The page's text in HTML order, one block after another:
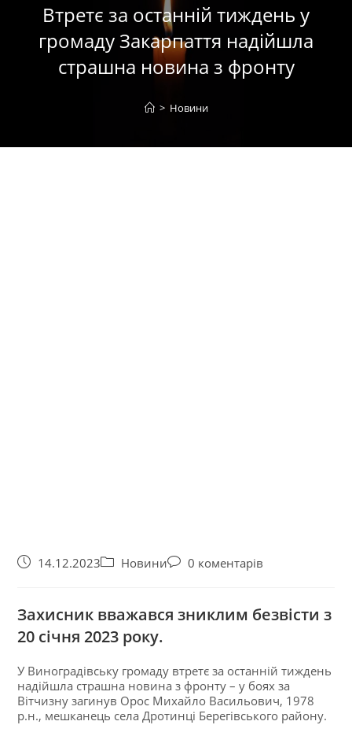
Втретє за останній тиждень у
громаду Закарпаття надійшла
страшна новина з фронту
> Новини
14.12.2023 Новини 0 коментарів
Захисник вважався зниклим безвісти з
20 січня 2023 року.
У Виноградівську громаду втретє за останній тиждень
надійшла страшна новина з фронту – у боях за
Вітчизну загинув Орос Михайло Васильович, 1978
р.н., мешканець села Дротинці Берегівського району.